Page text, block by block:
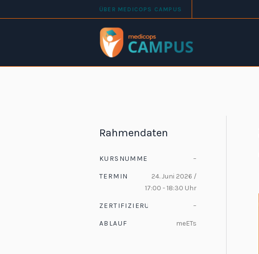
ÜBER MEDICOPS CAMPUS
Rahmendaten
KURSNUMMER –
TERMIN
24. Juni 2026 /
17:00 - 18:30 Uhr
ZERTIFIZIERUNG –
ABLAUF meETs